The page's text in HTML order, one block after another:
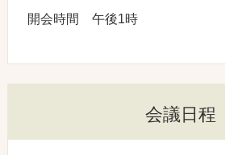
開会時間 午後1時
会議日程